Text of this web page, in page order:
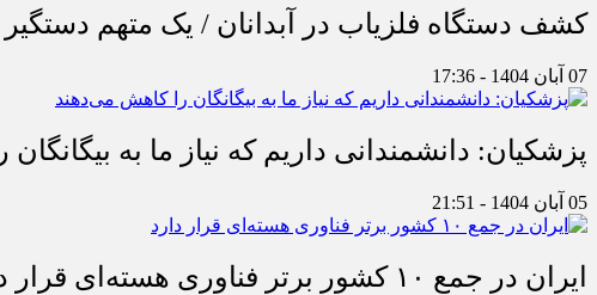
کشف دستگاه فلزیاب در آبدانان / یک متهم
07 آبان 1404 - 17:36
پزشکیان: دانشمندانی داریم که نیاز ما به
05 آبان 1404 - 21:51
ایران در جمع ۱۰ کشور برتر فناوری هسته‌ای قرار دارد